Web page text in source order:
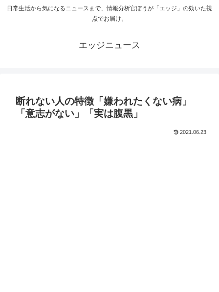
日常生活から気になるニュースまで、情報分析官ぼうが「エッジ」の効いた視
点でお届け。
エッジニュース
断れない人の特徴「嫌われたくない病」
「意志がない」「実は腹黒」
2021.06.23